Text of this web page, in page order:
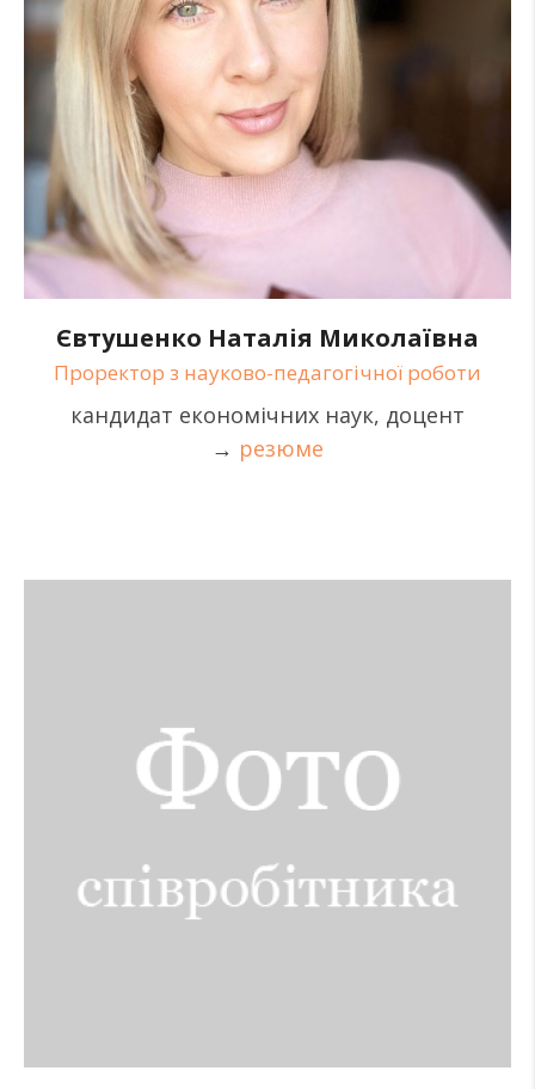
Євтушенко Наталія Миколаївна
Проректор з науково-педагогічної роботи
кандидат економічних наук, доцент
→ резюме